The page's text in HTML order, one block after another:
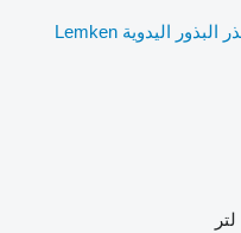
ماكينة بذر البذور اليدوية Lemken